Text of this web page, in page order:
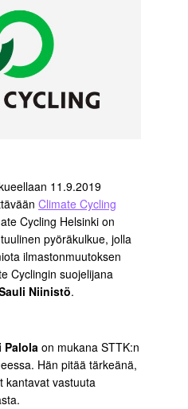
11.9.2019
Climate Cycling
Cycling Helsinki on
pyöräkulkue, jolla
ilmastonmuutoksen
Cyclingin suojelijana
Niinistö.
Palolaon mukana STTK:n
Hän pitää tärkeänä,
kantavat vastuuta